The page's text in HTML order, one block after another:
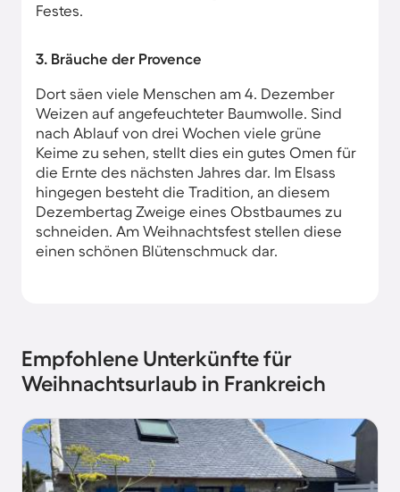
Festes.
3. Bräuche der Provence
Dort säen viele Menschen am 4. Dezember
Weizen auf angefeuchteter Baumwolle. Sind
nach Ablauf von drei Wochen viele grüne
Keime zu sehen, stellt dies ein gutes Omen für
die Ernte des nächsten Jahres dar. Im Elsass
hingegen besteht die Tradition, an diesem
Dezembertag Zweige eines Obstbaumes zu
schneiden. Am Weihnachtsfest stellen diese
einen schönen Blütenschmuck dar.
Empfohlene Unterkünfte für
Weihnachtsurlaub in Frankreich